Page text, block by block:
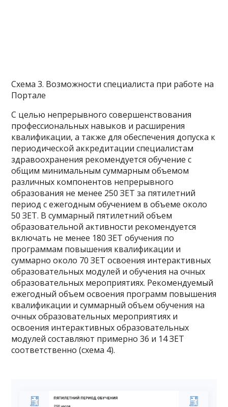
Схема 3. Возможности специалиста при работе на
Портале
С целью непрерывного совершенствования
профессиональных навыков и расширения
квалификации, а также для обеспечения допуска к
периодической аккредитации специалистам
здравоохранения рекомендуется обучение с
общим минимальным суммарным объемом
различных компонентов непрерывного
образования не менее 250 ЗЕТ за пятилетний
период с ежегодным обучением в объеме около
50 ЗЕТ. В суммарный пятилетний объем
образовательной активности рекомендуется
включать не менее 180 ЗЕТ обучения по
программам повышения квалификации и
суммарно около 70 ЗЕТ освоения интерактивных
образовательных модулей и обучения на очных
образовательных мероприятиях. Рекомендуемый
ежегодный объем освоения программ повышения
квалификации и суммарный объем обучения на
очных образовательных мероприятиях и
освоения интерактивных образовательных
модулей составляют примерно 36 и 14 ЗЕТ
соответственно (схема 4).